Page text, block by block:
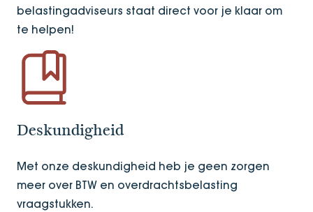
belastingadviseurs staat direct voor je klaar om
te helpen!
Deskundigheid
Met onze deskundigheid heb je geen zorgen
meer over BTW en overdrachtsbelasting
vraagstukken.